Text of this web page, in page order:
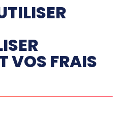
VOS FRAIS